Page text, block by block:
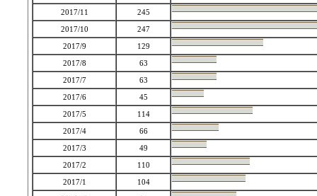
2017/11
245
2017/10
247
2017/9
129
2017/8
63
2017/7
63
2017/6
45
2017/5
114
2017/4
66
2017/3
49
2017/2
110
2017/1
104